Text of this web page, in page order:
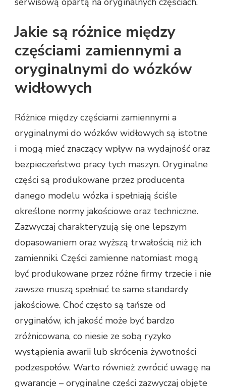
Jakie są różnice między
częściami zamiennymi a
oryginalnymi do wózków
widłowych
Różnice między częściami zamiennymi a
oryginalnymi do wózków widłowych są istotne
i mogą mieć znaczący wpływ na wydajność oraz
bezpieczeństwo pracy tych maszyn. Oryginalne
części są produkowane przez producenta
danego modelu wózka i spełniają ściśle
określone normy jakościowe oraz techniczne.
Zazwyczaj charakteryzują się one lepszym
dopasowaniem oraz wyższą trwałością niż ich
zamienniki. Części zamienne natomiast mogą
być produkowane przez różne firmy trzecie i nie
zawsze muszą spełniać te same standardy
jakościowe. Choć często są tańsze od
oryginałów, ich jakość może być bardzo
zróżnicowana, co niesie ze sobą ryzyko
wystąpienia awarii lub skrócenia żywotności
podzespołów. Warto również zwrócić uwagę na
gwarancje – oryginalne części zazwyczaj objęte